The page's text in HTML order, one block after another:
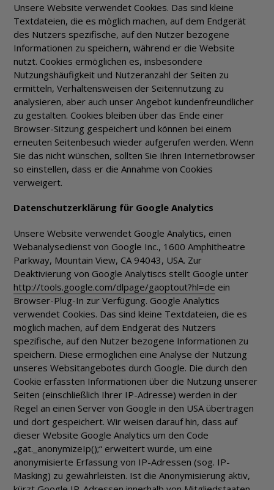
Unsere Website verwendet Cookies. Das sind kleine
Textdateien, die es möglich machen, auf dem Endgerät
des Nutzers spezifische, auf den Nutzer bezogene
Informationen zu speichern, während er die Website
nutzt. Cookies ermöglichen es, insbesondere
Nutzungshäufigkeit und Nutzeranzahl der Seiten zu
ermitteln, Verhaltensweisen der Seitennutzung zu
analysieren, aber auch unser Angebot kundenfreundlicher
zu gestalten. Cookies bleiben über das Ende einer
Browser-Sitzung gespeichert und können bei einem
erneuten Seitenbesuch wieder aufgerufen werden. Wenn
Sie das nicht wünschen, sollten Sie Ihren Internetbrowser
so einstellen, dass er die Annahme von Cookies
verweigert.
Datenschutzerklärung für Google Analytics
Unsere Website verwendet Google Analytics, einen
Webanalysedienst von Google Inc., 1600 Amphitheatre
Parkway, Mountain View, CA 94043, USA. Zur
Deaktivierung von Google Analytiscs stellt Google unter
http://tools.google.com/dlpage/gaoptout?hl=de ein
Browser-Plug-In zur Verfügung. Google Analytics
verwendet Cookies. Das sind kleine Textdateien, die es
möglich machen, auf dem Endgerät des Nutzers
spezifische, auf den Nutzer bezogene Informationen zu
speichern. Diese ermöglichen eine Analyse der Nutzung
unseres Websitangebotes durch Google. Die durch den
Cookie erfassten Informationen über die Nutzung unserer
Seiten (einschließlich Ihrer IP-Adresse) werden in der
Regel an einen Server von Google in den USA übertragen
und dort gespeichert. Wir weisen darauf hin, dass auf
dieser Website Google Analytics um den Code
„gat._anonymizeIp();“ erweitert wurde, um eine
anonymisierte Erfassung von IP-Adressen (sog. IP-
Masking) zu gewährleisten. Ist die Anonymisierung aktiv,